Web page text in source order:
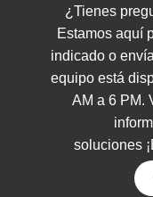
¿Tienes
Estamos aquí
indicado o
equipo está
AM a 6 PM.
soluciones